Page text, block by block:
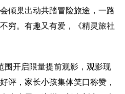
倾巢出动共踏冒险旅途，一路
穷。有趣又有爱，《精灵旅社
围开启限量提前观影，观影现
评，家长小孩集体笑口称赞，